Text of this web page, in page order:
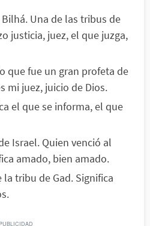
Una de las tribus de
justicia, juez, el que juzga,
que fue un gran profeta de
mi juez, juicio de Dios.
el que se informa, el que
Israel. Quien venció al
amado, bien amado.
tribu de Gad. Significa